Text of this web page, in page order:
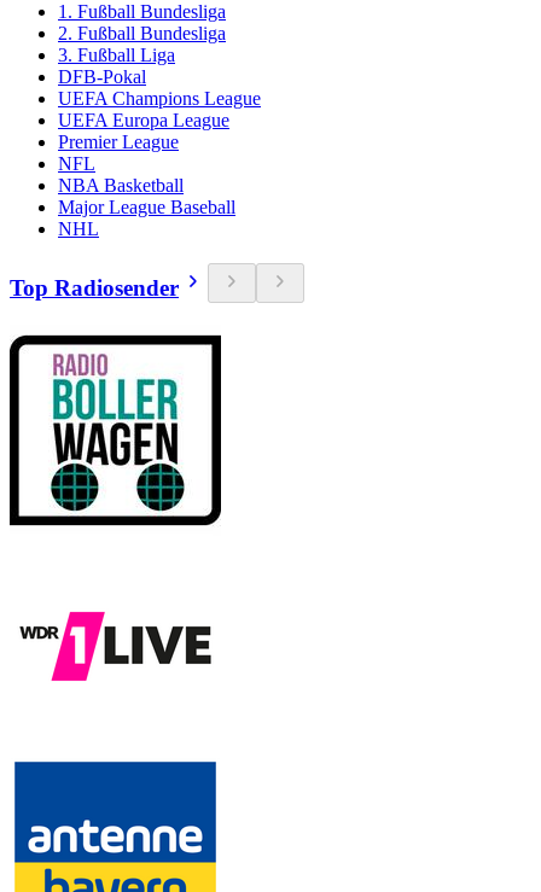
1. Fußball Bundesliga
2. Fußball Bundesliga
3. Fußball Liga
DFB-Pokal
UEFA Champions League
UEFA Europa League
Premier League
NFL
NBA Basketball
Major League Baseball
NHL
Top Radiosender